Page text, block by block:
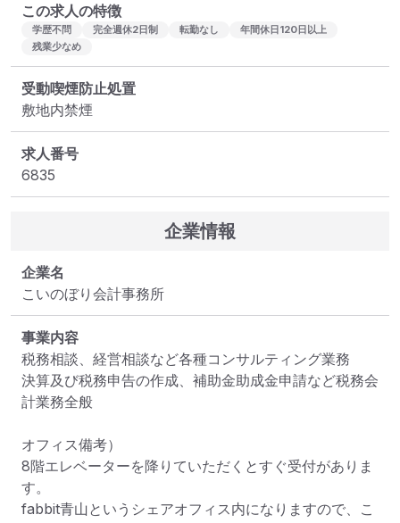
この求人の特徴
学歴不問 完全週休2日制 転勤なし
年間休日120日以上
残業少なめ
受動喫煙防止処置
敷地内禁煙
求人番号
6835
企業情報
企業名
こいのぼり会計事務所
事業内容
税務相談、経営相談など各種コンサルティング業務
決算及び税務申告の作成、補助金助成金申請など税務会
計業務全般
オフィス備考）
8階エレベーターを降りていただくとすぐ受付がありま
す。
fabbit青山というシェアオフィス内になりますので、こ